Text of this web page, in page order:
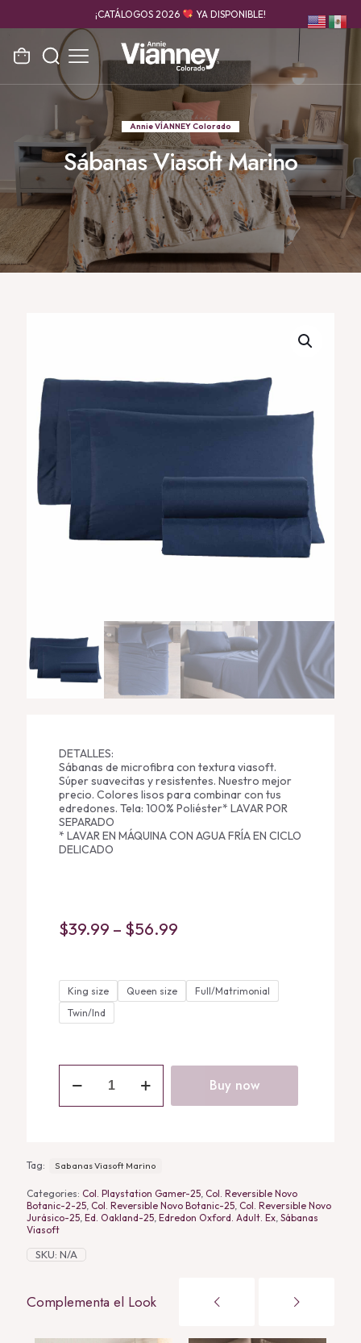
¡CATÁLOGOS 2026 YA DISPONIBLE!
Annie VÍANNEY Colorado
Sábanas Viasoft Marino
DETALLES:
Sábanas de microfibra con textura viasoft.
Súper suavecitas y resistentes. Nuestro mejor
precio. Colores lisos para combinar con tus
edredones. Tela: 100% Poliéster* LAVAR POR
SEPARADO
* LAVAR EN MÁQUINA CON AGUA FRÍA EN CICLO
DELICADO
$39.99 – $56.99
through
King size Queen size
Full/Matrimonial
Twin/Ind
Sábanas
quantity
Buy now
Tag: Sabanas Viasoft Marino
Categories: Col. Playstation Gamer-25 Col. Reversible Novo
Botanic-2-25 Col. Reversible Novo Botanic-25 Col. Reversible Novo
Jurásico-25 Ed. Oakland-25 Edredon Oxford. Adult. Ex Sábanas
Viasoft
SKU: N/A
Complementa el Look